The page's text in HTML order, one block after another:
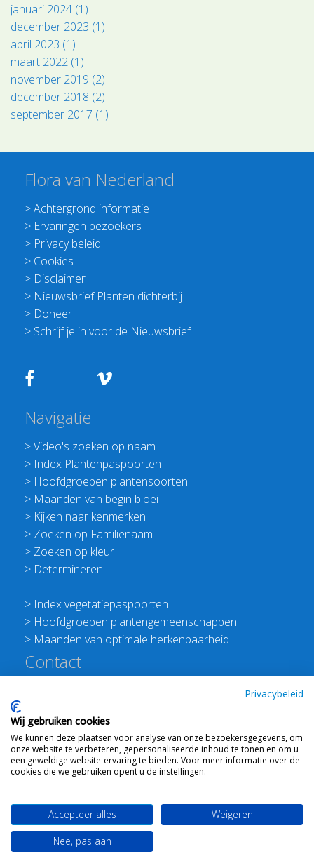
januari 2024 (1)
december 2023 (1)
april 2023 (1)
maart 2022 (1)
november 2019 (2)
december 2018 (2)
september 2017 (1)
Flora van Nederland
>Achtergrond informatie
> Ervaringen bezoekers
> Privacy beleid
> Cookies
> Disclaimer
> Nieuwsbrief Planten dichterbij
> Doneer
> Schrijf je in voor de Nieuwsbrief
Navigatie
>Video's zoeken op naam
> Index Plantenpaspoorten
> Hoofdgroepen plantensoorten
> Maanden van begin bloei
> Kijken naar kenmerken
> Zoeken op Familienaam
> Zoeken op kleur
> Determineren
> Index vegetatiepaspoorten
> Hoofdgroepen plantengemeenschappen
> Maanden van optimale herkenbaarheid
Contact
E:info@floravannederland.nl
Plein 1992 70F 6221JP Maastricht
T: 06 41237586
KVK: 76114821 btw: NL860512289B01
WebdesignTon Haexvoor © 2008 - 2026 Flora van
Nederland-Mail ons
Privacybeleid
Wij gebruiken cookies
We kunnen deze plaatsen voor analyse van onze bezoekersgegevens, om
onze website te verbeteren, gepersonaliseerde inhoud te tonen en om u
een geweldige website-ervaring te bieden. Voor meer informatie over de
cookies die we gebruiken opent u de instellingen.
Accepteer alles
Weigeren
Nee, pas aan